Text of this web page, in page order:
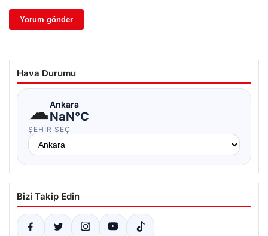
Hava Durumu
☁Ankara
NaN°C
ŞEHIR SEÇ
Bizi Takip Edin